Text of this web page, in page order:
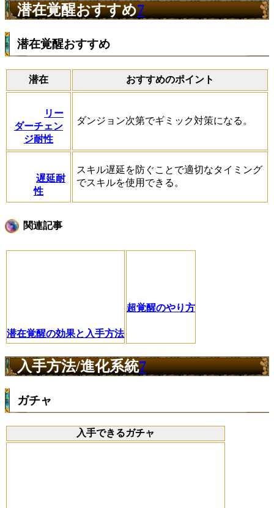
潜在覚醒おすすめ7
潜在覚醒おすすめ
潜在 おすすめのポイント
リー
ダーチェン
ジ耐性
ダンジョン次第でギミック対策になる。
遅延耐
性
スキル遅延を防ぐことで適切なタイミング
でスキルを使用できる。
関連記事
潜在覚醒の効果と入手方法
超覚醒のやり方
入手方法/進化系統7
ガチャ
入手できるガチャ